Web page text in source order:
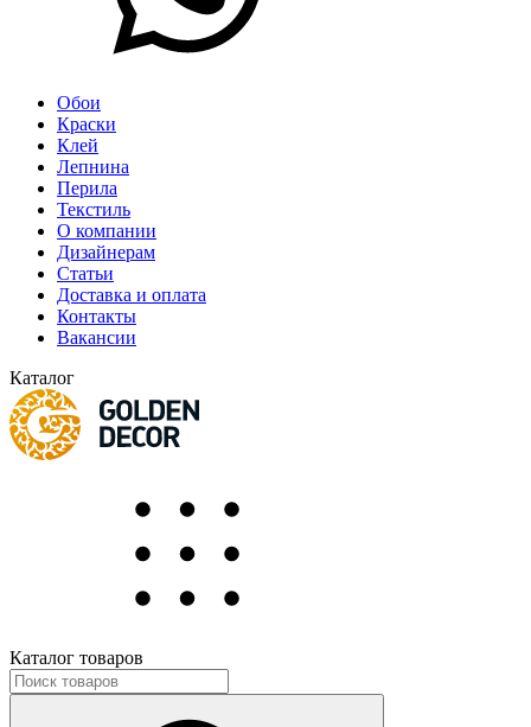
Обои
Краски
Клей
Лепнина
Перила
Текстиль
О компании
Дизайнерам
Статьи
Доставка и оплата
Контакты
Вакансии
Каталог
Каталог товаров